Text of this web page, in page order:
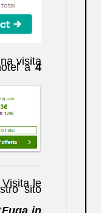
visita
a4
Visita le
sito